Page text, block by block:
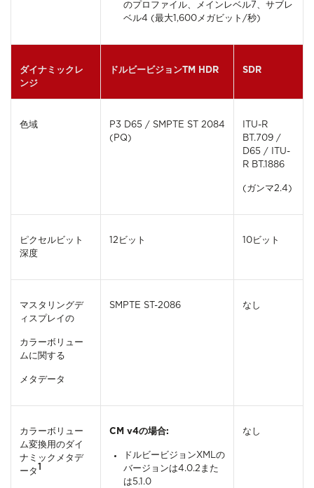
のプロファイル、メインレベル7、サブレ
ベル4 (最大1,600メガビット/秒)
ダイナミックレ
ンジ
ドルビービジョンTM HDR SDR
色域
P3 D65 / SMPTE ST 2084
(PQ)
ITU-R
BT.709 /
D65 / ITU-
R BT.1886
(ガンマ2.4)
ピクセルビット
深度
12ビット 10ビット
マスタリングデ
ィスプレイの
カラーボリュー
ムに関する
メタデータ
SMPTE ST-2086 なし
カラーボリュー
ム変換用のダイ
ナミックメタデ
ータ1
CM v4の場合:
ドルビービジョンXMLの
バージョンは4.0.2また
は5.1.0
なし